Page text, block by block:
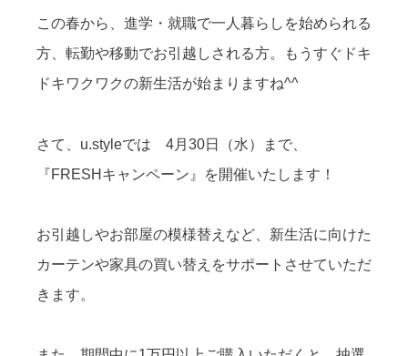
この春から、進学・就職で一人暮らしを始められる
方、転勤や移動でお引越しされる方。もうすぐドキ
ドキワクワクの新生活が始まりますね^^
さて、u.styleでは 4月30日（水）まで、
『FRESHキャンペーン』を開催いたします！
お引越しやお部屋の模様替えなど、新生活に向けた
カーテンや家具の買い替えをサポートさせていただ
きます。